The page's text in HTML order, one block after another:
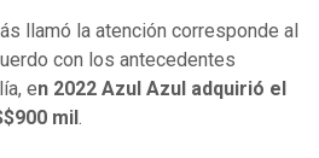
llamó la atención corresponde al
con los antecedentes
en 2022 Azul Azul adquirió el
mil.